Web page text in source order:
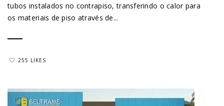
tubos instalados no contrapiso, transferindo o calor para
os materiais de piso através de...
255 LIKES